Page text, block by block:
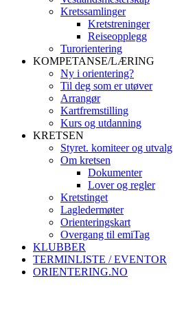
Kretssamlinger
Kretstreninger
Reiseopplegg
Turorientering
KOMPETANSE/LÆRING
Ny i orientering?
Til deg som er utøver
Arrangør
Kartfremstilling
Kurs og utdanning
KRETSEN
Styret. komiteer og utvalg
Om kretsen
Dokumenter
Lover og regler
Kretstinget
Lagledermøter
Orienteringskart
Overgang til emiTag
KLUBBER
TERMINLISTE / EVENTOR
ORIENTERING.NO